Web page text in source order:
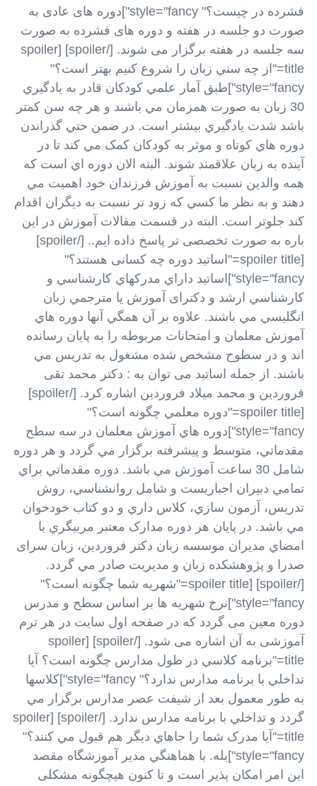
فشرده در چیست؟" style="fancy"]دوره های عادی به
صورت دو جلسه در هفته و دوره های فشرده به صورت
سه جلسه در هفته برگزار می شوند. [/spoiler] [spoiler
title="از چه سني زبان را شروع کنيم بهتر است؟"
style="fancy"]طبق آمار علمي کودکان قادر به يادگيري
30 زبان به صورت همزمان مي باشند و هر چه سن کمتر
باشد شدت يادگيري بيشتر است. در ضمن حتي گذراندن
دوره هاي کوتاه و موثر به کودکان کمک مي کند تا در
آينده به زبان علاقمند شوند. البته الان دوره اي است که
همه والدين نسبت به آموزش فرزندان خود اهميت مي
دهند و به نظر ما کسي که زود تر نسبت به ديگران اقدام
کند جلوتر است. البته در قسمت مقالات آموزش در این
باره به صورت تخصصی تر پاسخ داده ایم.. [/spoiler]
[spoiler title="اساتید دوره چه کسانی هستند؟"
style="fancy"]اساتید داراي مدرکهاي کارشناسي و
کارشناسي ارشد و دکترای آموزش يا مترجمي زبان
انگليسي مي باشند. علاوه بر آن همگي آنها دوره هاي
آموزش معلمان و امتحانات مربوطه را به پايان رسانده
اند و در سطوح مشخص شده مشغول به تدريس مي
باشند. از جمله اساتید می توان به : دکتر محمد تقی
فروردین و محمد میلاد فروردین اشاره کرد. [/spoiler]
[spoiler title="دوره معلمي چگونه است؟"
style="fancy"]دوره هاي آموزش معلمان در سه سطح
مقدماتي، متوسط و پيشرفته برگزار مي گردد و هر دوره
شامل 30 ساعت آموزش مي باشد. دوره مقدماتي براي
تمامي دبيران اجباريست و شامل روانشناسي، روش
تدريس، آزمون سازي، کلاس داري و دو کتاب خودخوان
مي باشد. در پايان هر دوره مدارک معتبر مربيگري با
امضاي مديران موسسه زبان دکتر فروردین، زبان سرای
صدرا و پژوهشکده زبان و مديريت صادر مي گردد.
[/spoiler] [spoiler title="شهريه شما چگونه است؟"
style="fancy"]نرخ شهریه ها بر اساس سطح و مدرس
دوره معین می گردد که در صفحه اول سایت در هر ترم
آموزشی به آن اشاره می شود. [/spoiler] [spoiler
title="برنامه کلاسي در طول مدارس چگونه است؟ آيا
تداخلي با برنامه مدارس ندارد؟" style="fancy"]کلاسها
به طور معمول بعد از شيفت عصر مدارس برگزار مي
گردد و تداخلي با برنامه مدارس ندارد. [/spoiler] [spoiler
title="آيا مدرک شما را جاهاي ديگر هم قبول مي کنند؟"
style="fancy"]بله. با هماهنگي مدير آموزشگاه مقصد
اين امر امکان پذير است و تا کنون هیچگونه مشکلی